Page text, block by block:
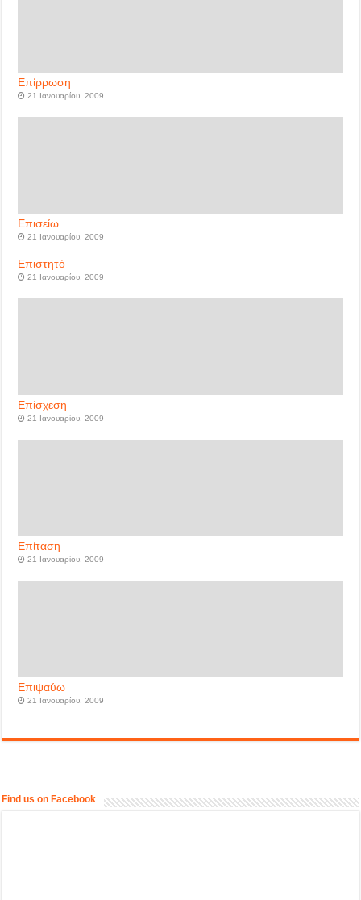
Επίρρωση
21 Ιανουαρίου, 2009
Επισείω
21 Ιανουαρίου, 2009
Επιστητό
21 Ιανουαρίου, 2009
Επίσχεση
21 Ιανουαρίου, 2009
Επίταση
21 Ιανουαρίου, 2009
Επιψαύω
21 Ιανουαρίου, 2009
Find us on Facebook